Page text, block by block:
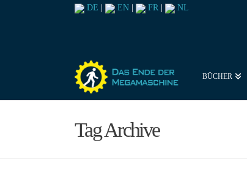
DE EN FR NL
BÜCHER
Tag Archive